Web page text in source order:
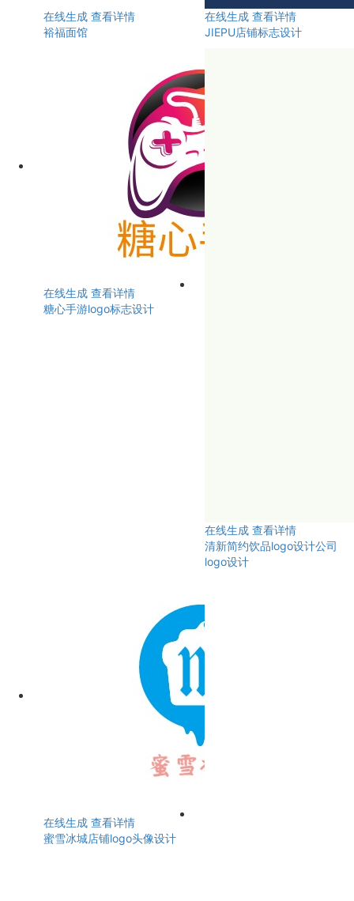
在线生成 查看详情
裕福面馆
在线生成 查看详情
JIEPU店铺标志设计
在线生成 查看详情
糖心手游logo标志设计
在线生成 查看详情
清新简约饮品logo设计公司
logo设计
在线生成 查看详情
蜜雪冰城店铺logo头像设计